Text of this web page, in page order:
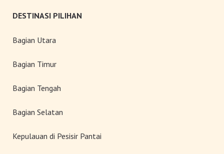
DESTINASI PILIHAN
Bagian Utara
Bagian Timur
Bagian Tengah
Bagian Selatan
Kepulauan di Pesisir Pantai